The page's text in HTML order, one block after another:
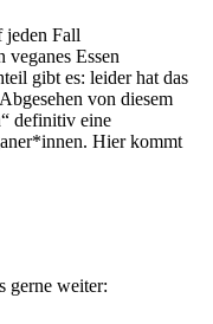
jeden Fall
veganes Essen
gibt es: leider hat das
von diesem
definitiv eine
Hier kommt
gerne weiter: